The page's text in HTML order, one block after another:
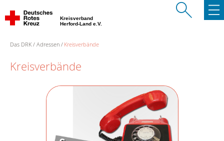
Kreisverband
Herford-Land e.V.
Das DRK Adressen Kreisverbände
Kreisverbände